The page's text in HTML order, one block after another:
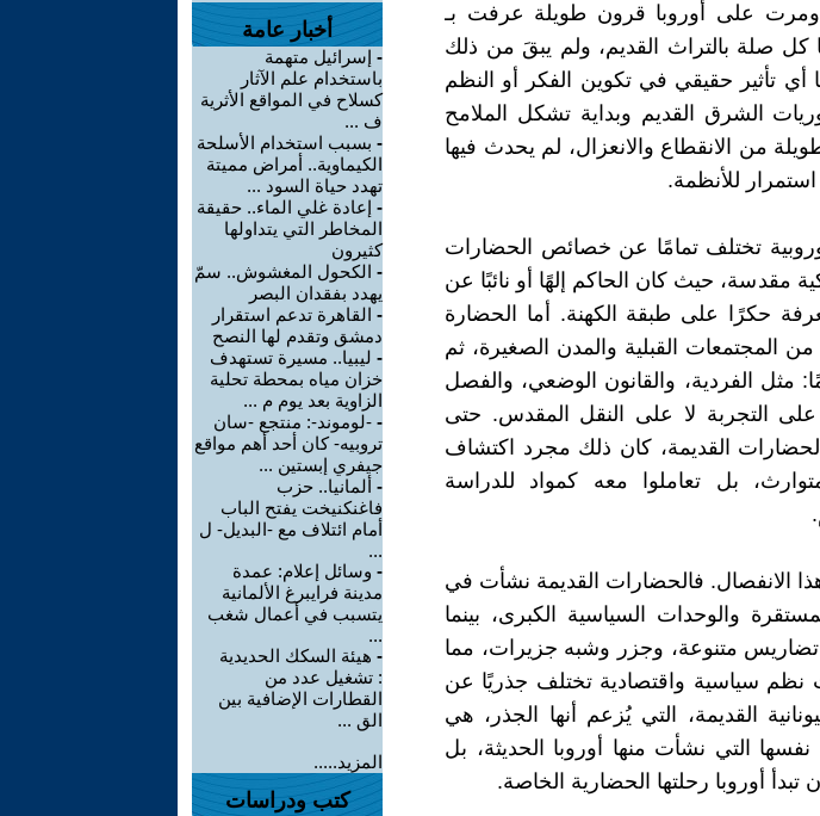
ومرت على أوروبا قرون طويلة عرفت بـ
صلة بالتراث القديم، ولم يبقَ من ذلك
تأثير حقيقي في تكوين الفكر أو النظم
الشرق القديم وبداية تشكل الملامح
من الانقطاع والانعزال، لم يحدث فيها
استمرار للأنظمة.
تختلف تمامًا عن خصائص الحضارات
مقدسة، حيث كان الحاكم إلهًا أو نائبًا عن
حكرًا على طبقة الكهنة. أما الحضارة
المجتمعات القبلية والمدن الصغيرة، ثم
مثل الفردية، والقانون الوضعي، والفصل
التجربة لا على النقل المقدس. حتى
الحضارات القديمة، كان ذلك مجرد اكتشاف
بل تعاملوا معه كمواد للدراسة
الانفصال. فالحضارات القديمة نشأت في
والوحدات السياسية الكبرى، بينما
متنوعة، وجزر وشبه جزيرات، مما
نظم سياسية واقتصادية تختلف جذريًا عن
القديمة، التي يُزعم أنها الجذر، هي
التي نشأت منها أوروبا الحديثة، بل
أوروبا رحلتها الحضارية الخاصة.
أخبار عامة
- إسرائيل متهمة
باستخدام علم الآثار
كسلاح في المواقع الأثرية
ف ...
- بسبب استخدام الأسلحة
الكيماوية.. أمراض مميتة
تهدد حياة السود ...
- إعادة غلي الماء.. حقيقة
المخاطر التي يتداولها
كثيرون
- الكحول المغشوش.. سمّ
يهدد بفقدان البصر
- القاهرة تدعم استقرار
دمشق وتقدم لها النصح
- ليبيا.. مسيرة تستهدف
خزان مياه بمحطة تحلية
الزاوية بعد يوم م ...
- -لوموند-: منتجع -سان
تروبيه- كان أحد أهم مواقع
جيفري إبستين ...
- ألمانيا.. حزب
فاغنكنيخت يفتح الباب
أمام ائتلاف مع -البديل- ل
...
- وسائل إعلام: عمدة
مدينة فرايبرغ الألمانية
يتسبب في أعمال شغب
...
- هيئة السكك الحديدية
: تشغيل عدد من
القطارات الإضافية بين
الق ...
المزيد.....
كتب ودراسات